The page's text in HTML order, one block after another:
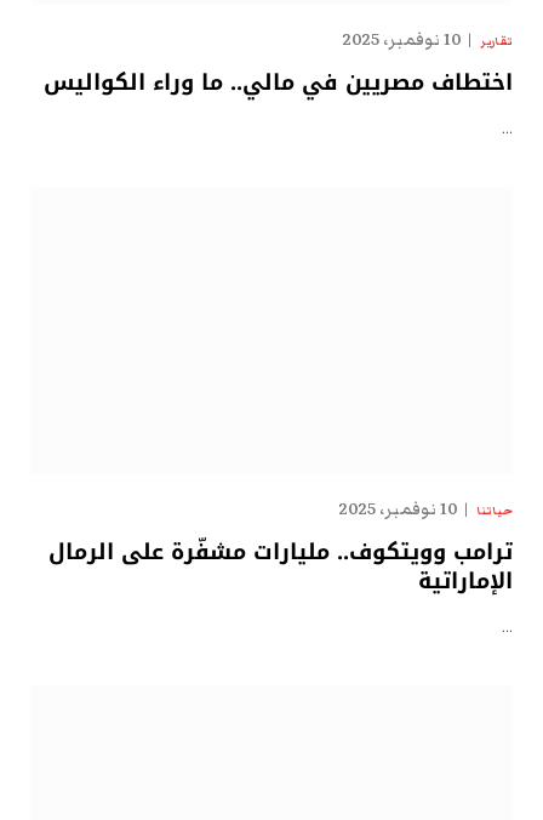
تقارير 10 نوفمبر، 2025
اختطاف مصريين في مالي.. ما وراء الكواليس
…
حياتنا 10 نوفمبر، 2025
ترامب وويتكوف.. مليارات مشفّرة على الرمال
الإماراتية
…